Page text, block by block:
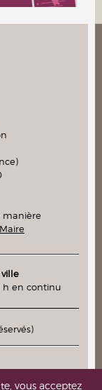
manière
h en continu
vous acceptez